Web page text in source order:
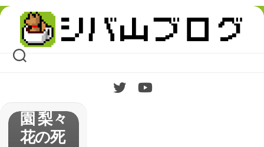
Skip
content
【オカ
ルティ
ック・
ナイ
察 西
園 梨々
花の死